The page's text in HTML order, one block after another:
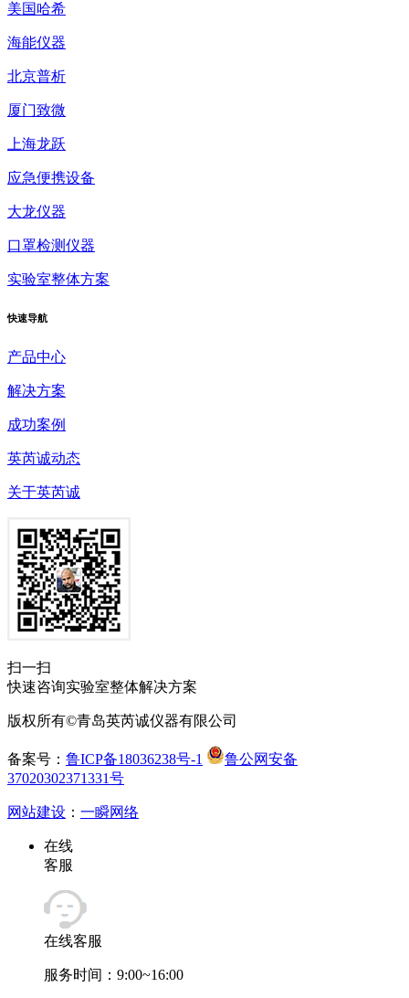
美国哈希
海能仪器
北京普析
厦门致微
上海龙跃
应急便携设备
大龙仪器
口罩检测仪器
实验室整体方案
快速导航
产品中心
解决方案
成功案例
英芮诚动态
关于英芮诚
扫一扫
快速咨询实验室整体解决方案
版权所有©青岛英芮诚仪器有限公司
备案号： 鲁ICP备18036238号-1
鲁公网安备
37020302371331号
网站建设 ： 一瞬网络
在线
客服
在线客服
服务时间：9:00~16:00